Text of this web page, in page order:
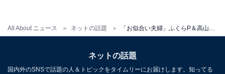
All About ニュース ネットの話題 「お似合い夫婦」ふくらP＆高山一実の結婚式にファンもん絶！ 「尊すぎて目潰れた」「終始ニタニタ」
ネットの話題
国内外のSNSで話題の人＆トピックをタイムリーにお届けします。知ってる